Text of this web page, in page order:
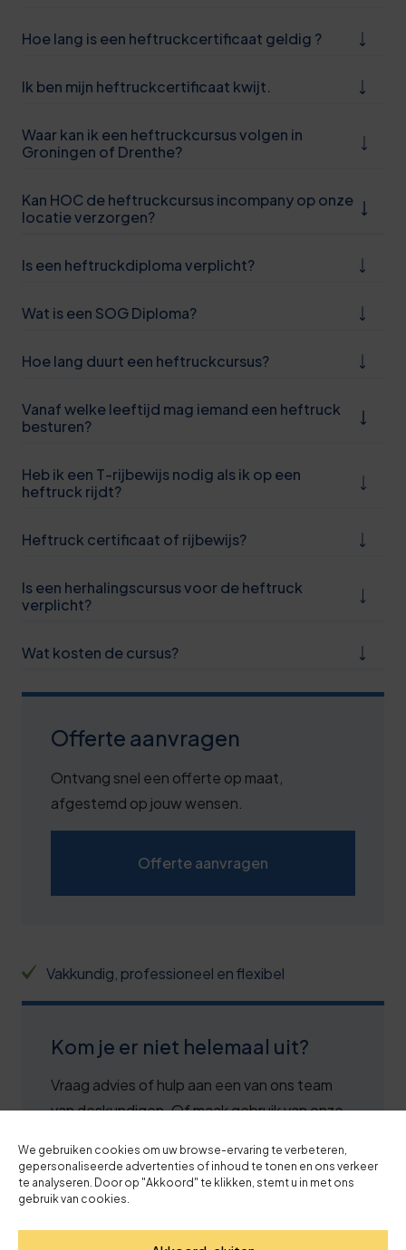
We gebruiken cookies om uw browse-ervaring te verbeteren,
gepersonaliseerde advertenties of inhoud te tonen en ons verkeer
te analyseren. Door op "Akkoord" te klikken, stemt u in met ons
gebruik van cookies.
Hoe lang is een heftruckcertificaat geldig ?
Ik ben mijn heftruckcertificaat kwijt.
Waar kan ik een heftruckcursus volgen in
Groningen of Drenthe?
Kan HOC de heftruckcursus incompany op onze
locatie verzorgen?
Is een heftruckdiploma verplicht?
Wat is een SOG Diploma?
Hoe lang duurt een heftruckcursus?
Vanaf welke leeftijd mag iemand een heftruck
besturen?
Heb ik een T-rijbewijs nodig als ik op een
heftruck rijdt?
Heftruck certificaat of rijbewijs?
Is een herhalingscursus voor de heftruck
verplicht?
Wat kosten de cursus?
Offerte aanvragen
Ontvang snel een offerte op maat,
afgestemd op jouw wensen.
Offerte aanvragen
Vakkundig, professioneel en flexibel
Kom je er niet helemaal uit?
Vraag advies of hulp aan een van ons team
van deskundigen. Of maak gebruik van onze
of training.
Vrijblijvend advies nodig van ons
deskundige team? Bellen kan naar
1
2
3
3
4
5
6
6
7
0
5
6
6
1
6
1
7
2
7
2
7
8
8
3
8
3
9
4
9
4